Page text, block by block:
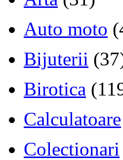
Auto moto
Bijuterii
Birotica
Calculatoare
Colectionari